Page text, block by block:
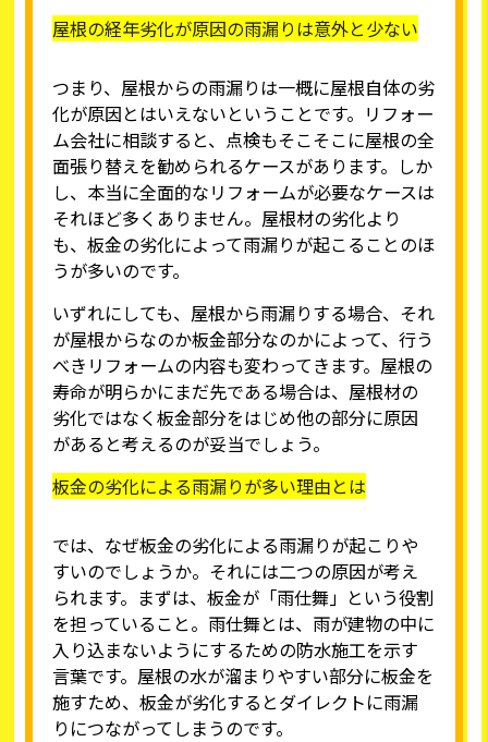
屋根の経年劣化が原因の雨漏りは意外と少ない
つまり、屋根からの雨漏りは一概に屋根自体の劣
化が原因とはいえないということです。リフォー
ム会社に相談すると、点検もそこそこに屋根の全
面張り替えを勧められるケースがあります。しか
し、本当に全面的なリフォームが必要なケースは
それほど多くありません。屋根材の劣化より
も、板金の劣化によって雨漏りが起こることのほ
うが多いのです。
いずれにしても、屋根から雨漏りする場合、それ
が屋根からなのか板金部分なのかによって、行う
べきリフォームの内容も変わってきます。屋根の
寿命が明らかにまだ先である場合は、屋根材の
劣化ではなく板金部分をはじめ他の部分に原因
があると考えるのが妥当でしょう。
板金の劣化による雨漏りが多い理由とは
では、なぜ板金の劣化による雨漏りが起こりや
すいのでしょうか。それには二つの原因が考え
られます。まずは、板金が「雨仕舞」という役割
を担っていること。雨仕舞とは、雨が建物の中に
入り込まないようにするための防水施工を示す
言葉です。屋根の水が溜まりやすい部分に板金を
施すため、板金が劣化するとダイレクトに雨漏
りにつながってしまうのです。